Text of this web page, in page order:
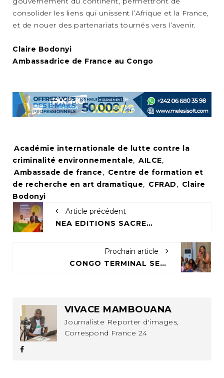
consolider les liens qui unissent l’Afrique et la France,
et de nouer des partenariats tournés vers l’avenir.
Claire Bodonyi
Ambassadrice de France au Congo
Tags:
Académie internationale de lutte contre la
criminalité environnementale, AILCE,
Ambassade de france, Centre de formation et
de recherche en art dramatique, CFRAD, Claire
Bodonyi
Article précédent
NEA ÉDITIONS SACRÉE MEILLEURE BD / COMICS D’AFRIQUE AU KENYA
Prochain article
CONGO TERMINAL SENSIBILISE SUR LES ENJEUX DE LA SANTÉ MENTALE EN
VIVACE MAMBOUANA
Journaliste Reporter d'images,
Correspond France 24